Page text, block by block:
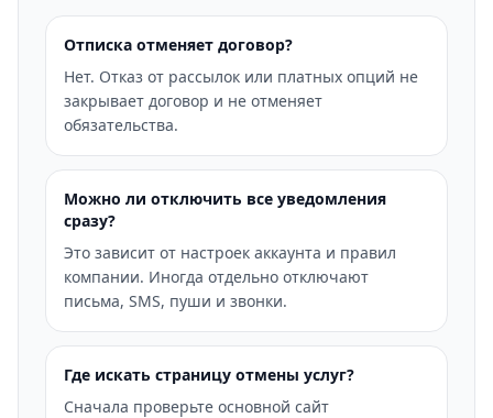
Отписка отменяет договор?
Нет. Отказ от рассылок или платных опций не
закрывает договор и не отменяет
обязательства.
Можно ли отключить все уведомления
сразу?
Это зависит от настроек аккаунта и правил
компании. Иногда отдельно отключают
письма, SMS, пуши и звонки.
Где искать страницу отмены услуг?
Сначала проверьте основной сайт